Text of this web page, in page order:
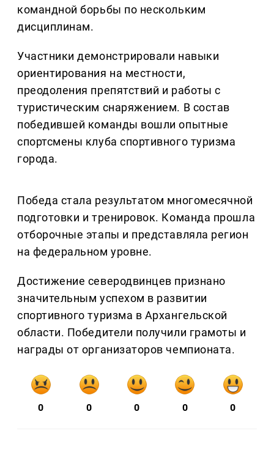
командной борьбы по нескольким
дисциплинам.
Участники демонстрировали навыки
ориентирования на местности,
преодоления препятствий и работы с
туристическим снаряжением. В состав
победившей команды вошли опытные
спортсмены клуба спортивного туризма
города.
Победа стала результатом многомесячной
подготовки и тренировок. Команда прошла
отборочные этапы и представляла регион
на федеральном уровне.
Достижение северодвинцев признано
значительным успехом в развитии
спортивного туризма в Архангельской
области. Победители получили грамоты и
награды от организаторов чемпионата.
0 0 0 0 0